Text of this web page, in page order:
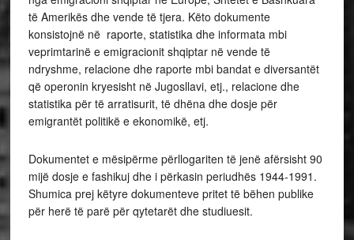
të Amerikës dhe vende të tjera. Këto dokumente
konsistojnë në raporte, statistika dhe informata mbi
veprimtarinë e emigracionit shqiptar në vende të
ndryshme, relacione dhe raporte mbi bandat e diversantët
që operonin kryesisht në Jugosllavi, etj., relacione dhe
statistika për të arratisurit, të dhëna dhe dosje për
emigrantët politikë e ekonomikë, etj.
Dokumentet e mësipërme përllogariten të jenë afërsisht 90
mijë dosje e fashikuj dhe i përkasin periudhës 1944-1991.
Shumica prej këtyre dokumenteve pritet të bëhen publike
për herë të parë për qytetarët dhe studiuesit.